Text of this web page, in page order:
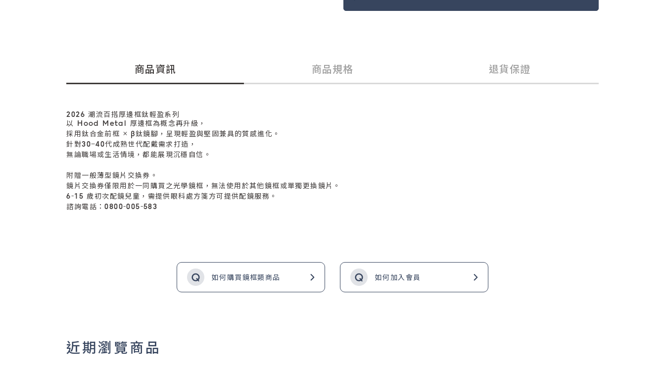
商品資訊 商品規格 退貨保證
2026 潮流百搭厚邊框鈦輕盈系列
以 Hood Metal 厚邊框為概念再升級，
採用鈦合金前框 × β鈦鏡腳，呈現輕盈與堅固兼具的質感進化。
針對30–40代成熟世代配戴需求打造，
無論職場或生活情境，都能展現沉穩自信。
附贈一般薄型鏡片交換券。
鏡片交換券僅限用於一同購買之光學鏡框，無法使用於其他鏡框或單獨更換鏡片。
6-15 歲初次配鏡兒童，需提供眼科處方箋方可提供配鏡服務。
諮詢電話：0800-005-583
如何購買鏡框類商品 如何加入會員
近期瀏覽商品